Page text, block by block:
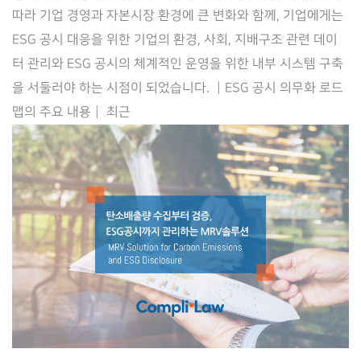
시
화,
기
업
ESG
공
시
대
따라 기업 경영과 자본시장 환경에 큰 변화와 함께, 기업에게는
ESG 공시 대응을 위한 기업의 환경, 사회, 지배구조 관련 데이
터 관리와 ESG 공시의 체계적인 운영을 위한 내부 시스템 구축
을 서둘러야 하는 시점이 되었습니다. ┃ESG 공시 의무화 로드
맵의 주요 내용┃ 최근